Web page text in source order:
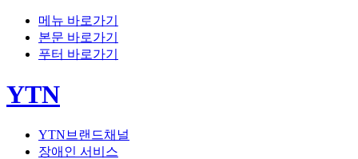
메뉴 바로가기
본문 바로가기
푸터 바로가기
YTN
YTN브랜드채널
장애인 서비스